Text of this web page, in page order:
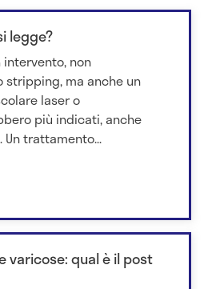
legge?
non
stripping, ma anche un
laser o
più indicati, anche
trattamento...
varicose: qual è il post